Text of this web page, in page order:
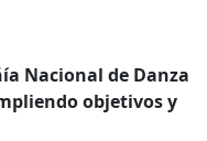
Nacional de Danza
objetivos y